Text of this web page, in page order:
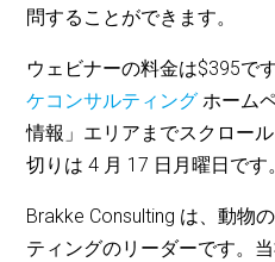
問することができます。
ウェビナーの料金は$395で
ケコンサルティング ホーム
情報」エリアまでスクロー
切りは 4 月 17 日月曜日です
Brakke Consulting は、動物
ティングのリーダーです。